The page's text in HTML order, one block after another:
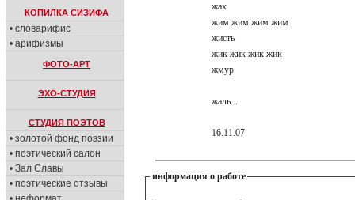
КОПИЛКА СИЗИФА
• словарифис
• арифизмы
ФОТО-АРТ
ЭХО-СТУДИЯ
СТУДИЯ ПОЭТОВ
• золотой фонд поэзии
• поэтический салон
• Зал Славы
• поэтические отзывы
жах
жим жим жим жим
жисть
жик жик жик жик
жмур
жаль...
16.11.07
информация о работе